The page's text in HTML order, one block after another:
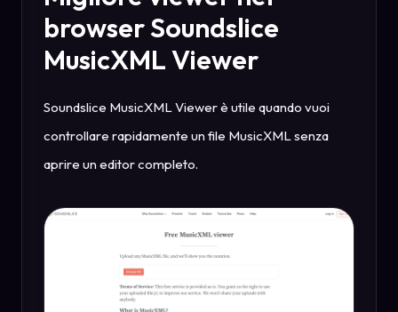
browser Soundslice
MusicXML Viewer
Soundslice MusicXML Viewer è utile quando vuoi
controllare rapidamente un file MusicXML senza
aprire un editor completo.